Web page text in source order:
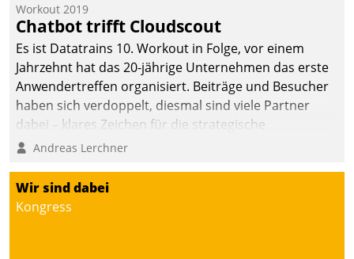
Workout 2019
Chatbot trifft Cloudscout
Es ist Datatrains 10. Workout in Folge, vor einem
Jahrzehnt hat das 20-jährige Unternehmen das erste
Anwendertreffen organisiert. Beiträge und Besucher
haben sich verdoppelt, diesmal sind viele Partner
dabei – klares Zeichen für die strategische
Fokussierung auf den Kunden.
Andreas Lerchner
Wir sind dabei
Kongress